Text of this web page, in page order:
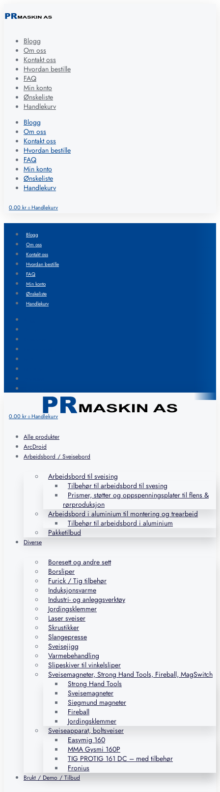
Blogg
Om oss
Kontakt oss
Hvordan bestille
FAQ
Min konto
Ønskeliste
Handlekurv
Blogg
Om oss
Kontakt oss
Hvordan bestille
FAQ
Min konto
Ønskeliste
Handlekurv
0.00kr 0 Handlekurv
Blogg
Om oss
Kontakt oss
Hvordan bestille
FAQ
Min konto
Ønskeliste
Handlekurv
0.00kr 0 Handlekurv
Alle produkter
ArcDroid
Arbeidsbord / Sveisebord
Arbeidsbord til sveising
Tilbehør til arbeidsbord til svesing
Prismer, støtter og oppspenningsplater til flens &
rørproduksjon
Arbeidsbord i aluminium til montering og trearbeid
Tilbehør til arbeidsbord i aluminium
Pakketilbud
Diverse
Boresett og andre sett
Borsliper
Furick / Tig tilbehør
Induksjonsvarme
Industri- og anleggsverktøy
Jordingsklemmer
Laser sveiser
Skrustikker
Slangepresse
Sveisejigg
Varmebehandling
Slipeskiver til vinkelsliper
Sveisemagneter, Strong Hand Tools, Fireball, MagSwitch
Strong Hand Tools
Sveisemagneter
Siegmund magneter
Fireball
Jordingsklemmer
Sveiseapparat, boltsveiser
Easymig 160
MMA Gysmi 160P
TIG PROTIG 161 DC – med tilbehør
Fronius
Brukt / Demo / Tilbud